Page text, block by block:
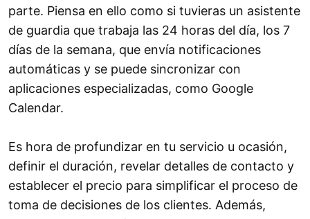
parte. Piensa en ello como si tuvieras un asistente
de guardia que trabaja las 24 horas del día, los 7
días de la semana, que envía notificaciones
automáticas y se puede sincronizar con
aplicaciones especializadas, como Google
Calendar.
Es hora de profundizar en tu servicio u ocasión,
definir el duración, revelar detalles de contacto y
establecer el precio para simplificar el proceso de
toma de decisiones de los clientes. Además,